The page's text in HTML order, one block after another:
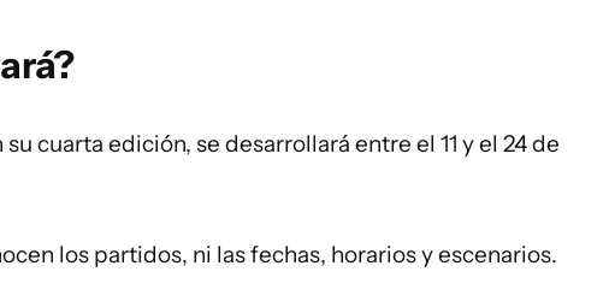
su cuarta edición, se desarrollará entre el 11 y el 24 de
los partidos, ni las fechas, horarios y escenarios.